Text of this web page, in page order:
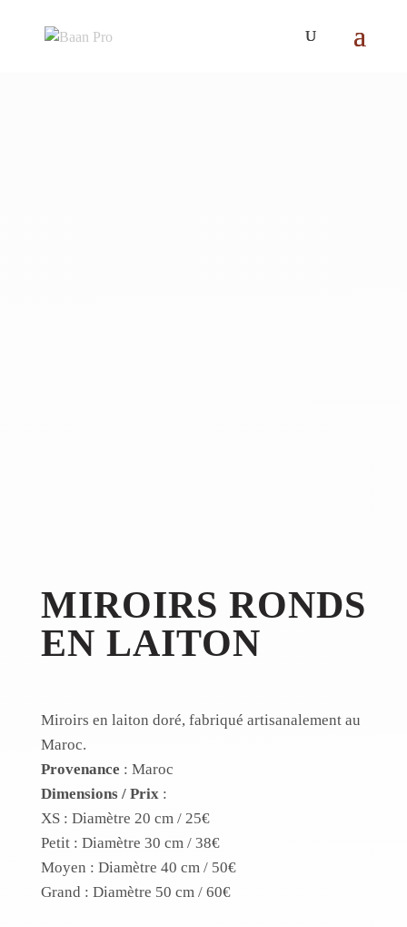
MIROIRS RONDS
EN LAITON
Miroirs en laiton doré, fabriqué artisanalement au
Maroc.
Provenance : Maroc
Dimensions / Prix:
XS : Diamètre 20 cm / 25€
Petit : Diamètre 30 cm / 38€
Moyen : Diamètre 40 cm / 50€
Grand : Diamètre 50 cm / 60€